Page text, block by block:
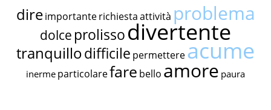
dire importante richiestaattività problema
dolce prolissodivertente
tranquillodifficile permettereacume
inerme particolarefare bello amore paura